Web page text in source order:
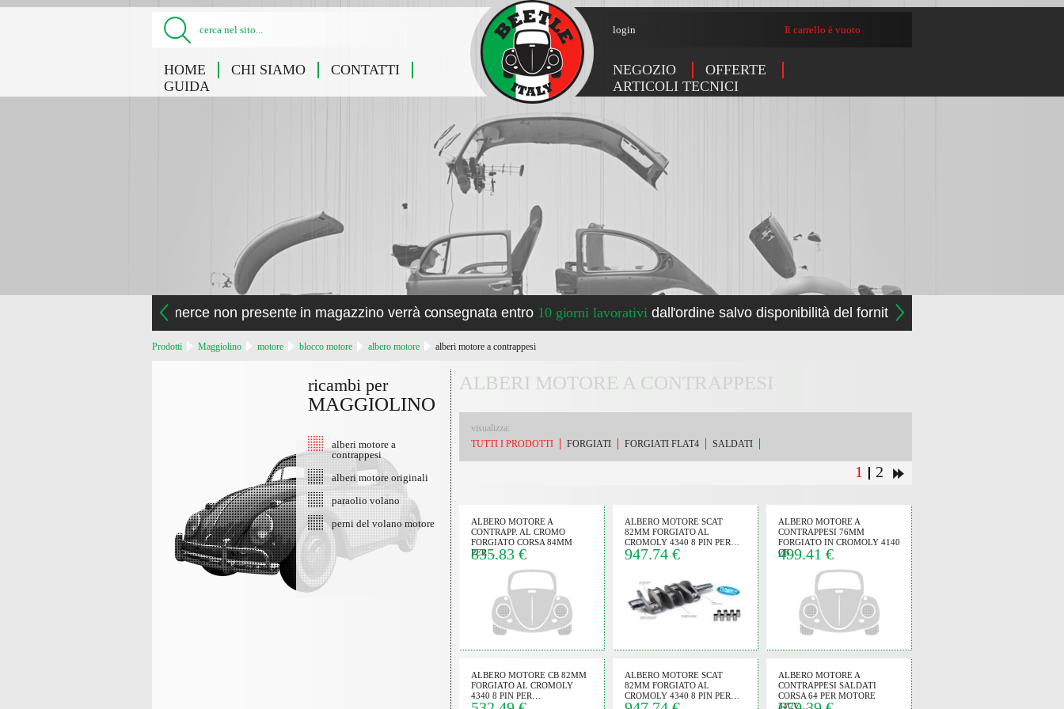
cerca nel sito... Il carrello è vuoto
login
HOME CHI SIAMO
CONTATTI
GUIDA
NEGOZIO
OFFERTE
ARTICOLI TECNICI
la merce non presente in magazzino verrà consegnata entro 10 giorni lavoratividall'ordine salvo disponibilità del fornitore
Prodotti Maggiolino motore blocco motore albero motore alberi motore a contrappesi
ricambi per
MAGGIOLINO
alberi motore a
contrappesi
alberi motore originali
paraolio volano
perni del volano motore
ALBERI MOTORE A CONTRAPPESI
visualizza:
TUTTI I PRODOTTI
FORGIATI FORGIATI FLAT4 SALDATI
1 2
ALBERO MOTORE A
CONTRAPP. AL CROMO
FORGIATO CORSA 84MM
PER…
835.83 €
ALBERO MOTORE SCAT
82MM FORGIATO AL
CROMOLY 4340 8 PIN PER…
947.74 €
ALBERO MOTORE A
CONTRAPPESI 76MM
FORGIATO IN CROMOLY 4140
CB…
499.41 €
ALBERO MOTORE CB 82MM
FORGIATO AL CROMOLY
4340 8 PIN PER…
ALBERO MOTORE SCAT
82MM FORGIATO AL
CROMOLY 4340 8 PIN PER…
ALBERO MOTORE A
CONTRAPPESI SALDATI
CORSA 64 PER MOTORE
34CV…